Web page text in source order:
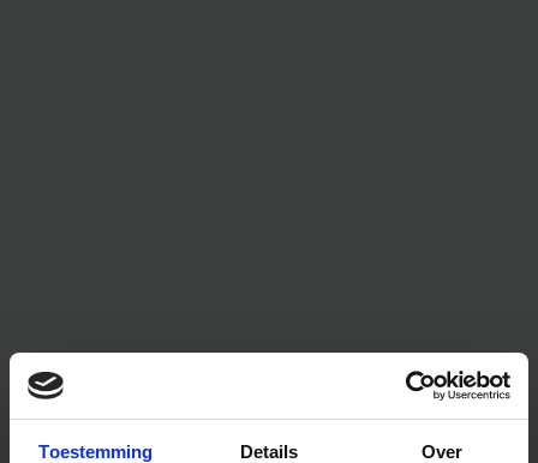
Toestemming Details Over